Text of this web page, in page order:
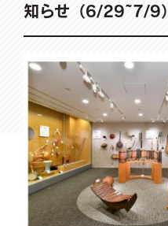
知らせ（6/29~7/9）